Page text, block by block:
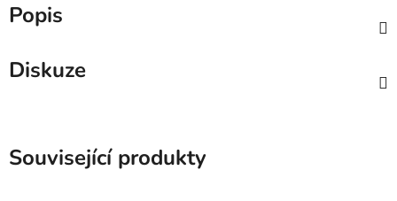
Popis
Diskuze
Související produkty